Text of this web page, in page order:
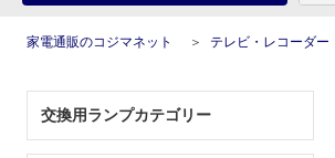
家電通販のコジマネット テレビ・レコーダー
交換用ランプカテゴリー